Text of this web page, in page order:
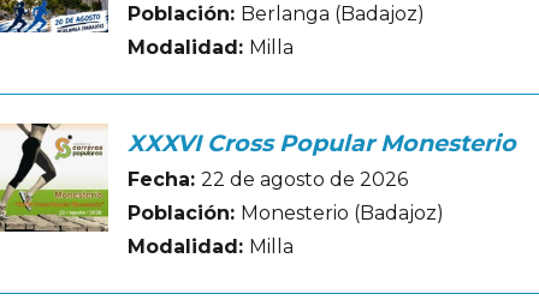
Población: Berlanga (Badajoz)
Modalidad: Milla
XXXVI Cross Popular Monesterio
Fecha: 22 de agosto de 2026
Población: Monesterio (Badajoz)
Modalidad: Milla